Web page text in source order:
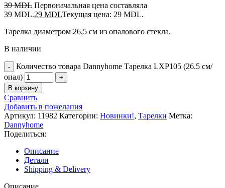
39MDL Первоначальная цена составляла
39 MDL.29 MDLТекущая цена: 29 MDL.
Тарелка диаметром 26,5 см из опалового стекла.
В наличии
Количество товара Dannyhome Тарелка LXP105 (26.5 cм/
опал)
В корзину
Сравнить
Добавить в пожелания
Артикул: 11982 Категории: Новинки!, Тарелки Метка:
Dannyhome
Поделиться:
Описание
Детали
Shipping & Delivery
Описание